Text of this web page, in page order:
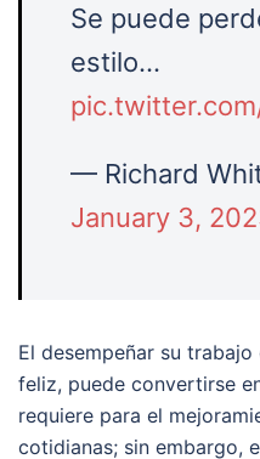
Se puede
estilo…
— Richard
January 3,
El desempeñar su
feliz, puede convertirse
requiere para el
cotidianas; sin embargo,